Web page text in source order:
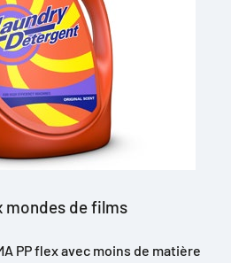
mondes de films
PP flex avec moins de matière